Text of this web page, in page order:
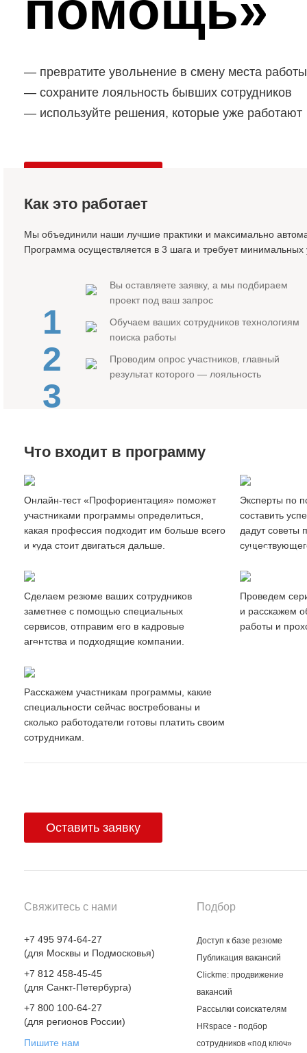
превратите увольнение в смену места работы
сохраните лояльность бывших сотрудников
используйте решения, которые уже работают
Как это работает
Мы объединили наши лучшие практики и максимально
Программа осуществляется в 3 шага и требует
1
Вы оставляете заявку, а мы подбираем
проект под ваш запрос
2
Обучаем ваших сотрудников технологиям
поиска работы
3
Проводим опрос участников, главный
результат которого — лояльность
Что входит в программу
Онлайн-тест «Профориентация» поможет
участниками программы определиться,
какая профессия подходит им больше всего
и куда стоит двигаться дальше.
Эксперты по
составить
дадут советы
Продвижение
Cделаем резюме ваших сотрудников
заметнее с помощью специальных
сервисов, отправим его в кадровые
агентства и подходящие компании.
Вебинары
Проведем
и расскажем
работы и
Обзор
Расскажем участникам программы, какие
специальности сейчас востребованы и
сколько работодатели готовы платить своим
сотрудникам.
Оставить заявку
Свяжитесь с нами
+7 495 974-64-27
(для Москвы и Подмосковья)
+7 812 458-45-45
(для Санкт-Петербурга)
+7 800 100-64-27
(для регионов России)
Пишите нам
Подбор
Доступ к базе резюме
Публикация вакансий
Clickme: продвижение
вакансий
Рассылки соискателям
HRspace - подбор
сотрудников «под ключ»